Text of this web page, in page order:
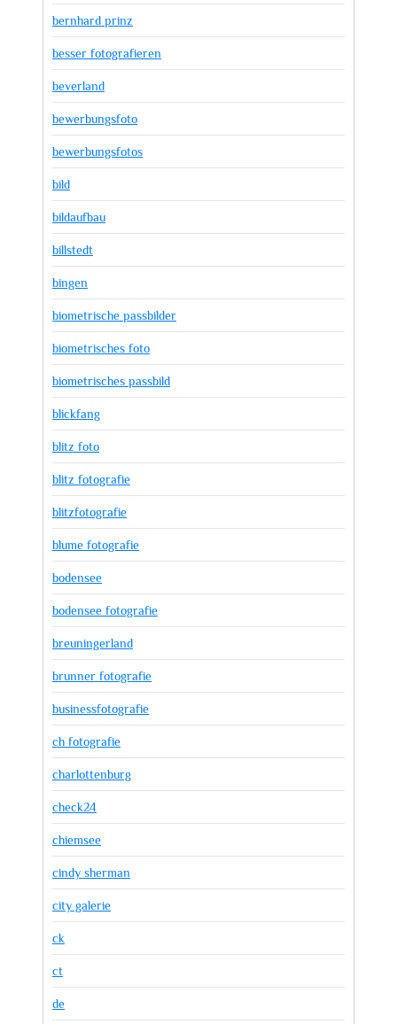
bernhard prinz
besser fotografieren
beverland
bewerbungsfoto
bewerbungsfotos
bild
bildaufbau
billstedt
bingen
biometrische passbilder
biometrisches foto
biometrisches passbild
blickfang
blitz foto
blitz fotografie
blitzfotografie
blume fotografie
bodensee
bodensee fotografie
breuningerland
brunner fotografie
businessfotografie
ch fotografie
charlottenburg
check24
chiemsee
cindy sherman
city galerie
ck
ct
de